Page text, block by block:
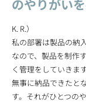
のやりがい
K. R.）
私の部署は製品の納
なので、製品を制作
く管理をしていきま
無事に納品できたと
す。それがひとつの